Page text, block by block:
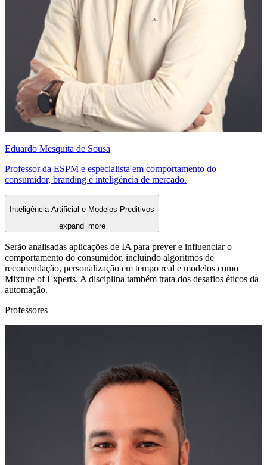
Eduardo Mesquita de Sousa
Professor da ESPM e especialista em comportamento do
consumidor, branding e inteligência de mercado.
Inteligência Artificial e Modelos Preditivos
expand_more
Serão analisadas aplicações de IA para prever e influenciar o
comportamento do consumidor, incluindo algoritmos de
recomendação, personalização em tempo real e modelos como
Mixture of Experts. A disciplina também trata dos desafios éticos da
automação.
Professores